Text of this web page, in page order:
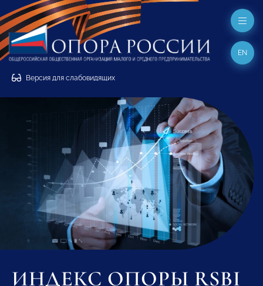
Версия для слабовидящих
EN
ИНДЕКС ОПОРЫ RSBI